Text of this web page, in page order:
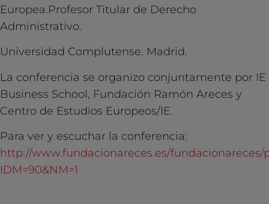
Europea.Profesor Titular de Derecho
Administrativo.
Universidad Complutense. Madrid.
La conferencia se organizo conjuntamente por IE
Business School, Fundación Ramón Areces y
Centro de Estudios Europeos/IE.
Para ver y escuchar la conferencia:
http://www.fundacionareces.es/fundacionareces/
IDM=90&NM=1